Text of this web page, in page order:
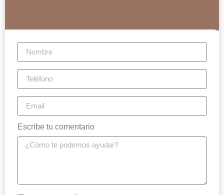
Escribe tu comentario